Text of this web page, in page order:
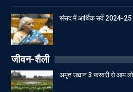
संसद में आर्थिक सर्वे 2024-25
जीवन-शैली
अमृत उद्यान 3 फरवरी से आम